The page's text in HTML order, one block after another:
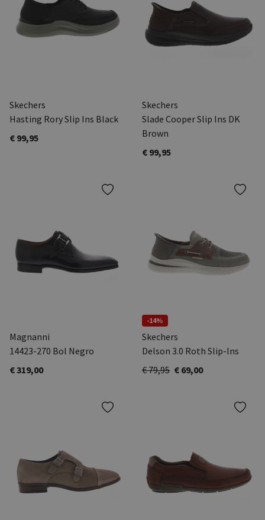
Skechers
Hasting Rory Slip Ins Black
€ 99,95
Skechers
Slade Cooper Slip Ins DK
Brown
€ 99,95
Magnanni
14423-270 Bol Negro
€ 319,00
-14%
Skechers
Delson 3.0 Roth Slip-Ins
€ 79,95 € 69,00